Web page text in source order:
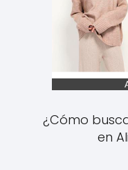
¿Cómo
en